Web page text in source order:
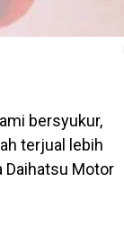
bersyukur,
terjual lebih
Daihatsu Motor